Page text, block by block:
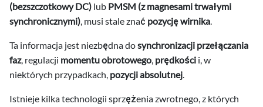
(bezszczotkowy DC) lub PMSM (z magnesami trwałymi
synchronicznymi), musi stale znać pozycję wirnika.
Ta informacja jest niezbędna dosynchronizacji przełączania
faz, regulacji momentu obrotowego, prędkości i, w
niektórych przypadkach, pozycji absolutnej.
Istnieje kilka technologii sprzężenia zwrotnego, z których